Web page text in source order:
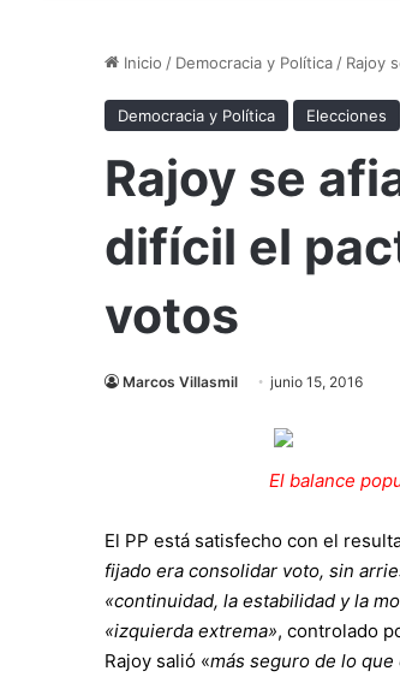
Inicio / Democracia y Política / Rajoy
Democracia y Política Elecciones
Rajoy se
difícil el
votos
Marcos Villasmil junio 15, 2016
El balance
El PP está satisfecho con el
fijado era consolidar voto, sin
«continuidad, la estabilidad y la
«izquierda extrema», controlado
Rajoy salió «más seguro de lo que